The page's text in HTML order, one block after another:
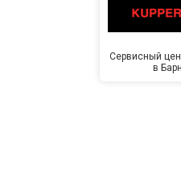
Сервисный
в